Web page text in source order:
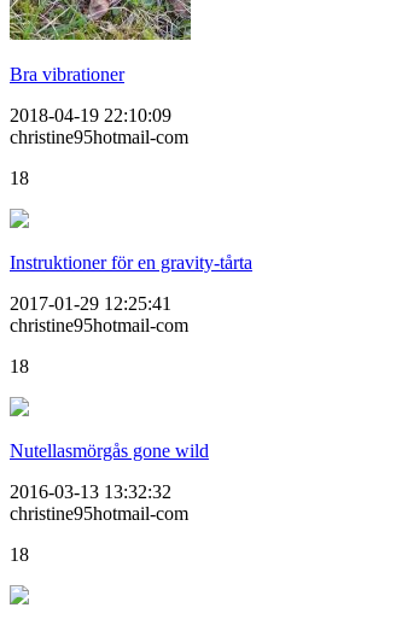
Bra vibrationer
2018-04-19 22:10:09
christine95hotmail-com
18
Instruktioner för en gravity-tårta
2017-01-29 12:25:41
christine95hotmail-com
18
Nutellasmörgås gone wild
2016-03-13 13:32:32
christine95hotmail-com
18